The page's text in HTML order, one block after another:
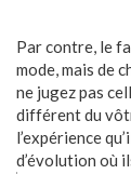
Par contre, le
mode, mais de
ne jugez pas
différent du
l’expérience
d’évolution où